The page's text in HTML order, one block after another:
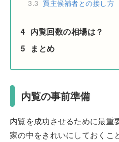
3.3 買主候補者との接し方
4 内覧回数の相場は？
5
まとめ
内覧の事前準備
内覧を成功させるために最重
家の中をきれいにしておくこ